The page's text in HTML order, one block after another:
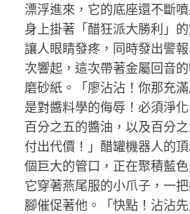
漂浮進來，它的底座還不斷
身上掛著「醋狂派大勝利」
讓人眼睛發疼，同時發出警
次響起，這次帶著金屬回音
磨砂紙。「廖沾沾！你那充
是對醬料學的侮辱！必須淨
百分之五的醬油，以及百分
付出代價！」醋罐機器人的
個巨大的管口，正在聚積藍色
它穿著燕尾服的小爪子，一
腳催促著他。「快點！沾沾